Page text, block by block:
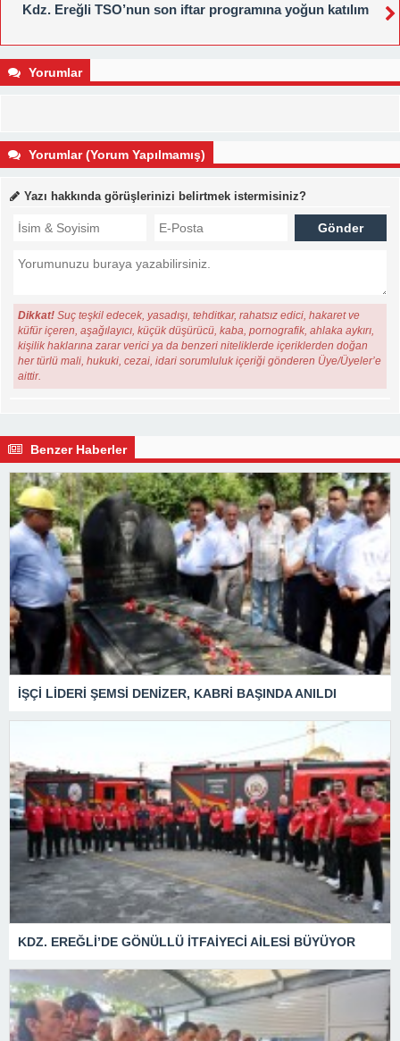
Kdz. Ereğli TSO’nun son iftar programına yoğun katılım
Yorumlar
Yorumlar (Yorum Yapılmamış)
Yazı hakkında görüşlerinizi belirtmek istermisiniz?
Dikkat! Suç teşkil edecek, yasadışı, tehditkar, rahatsız edici, hakaret ve
küfür içeren, aşağılayıcı, küçük düşürücü, kaba, pornografik, ahlaka aykırı,
kişilik haklarına zarar verici ya da benzeri niteliklerde içeriklerden doğan
her türlü mali, hukuki, cezai, idari sorumluluk içeriği gönderen Üye/Üyeler’e
aittir.
Benzer Haberler
İŞÇİ LİDERİ ŞEMSİ DENİZER, KABRİ BAŞINDA ANILDI
KDZ. EREĞLİ’DE GÖNÜLLÜ İTFAİYECİ AİLESİ BÜYÜYOR